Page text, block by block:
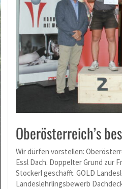
Oberösterreich’s
Wir dürfen vorstellen:
Essl Dach. Doppelter Grund zur
Stockerl geschafft. GOLD
Landeslehrlingsbewerb